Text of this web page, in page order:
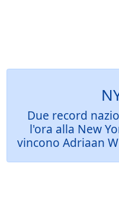
Due record
l'ora alla New
vincono Adriaan